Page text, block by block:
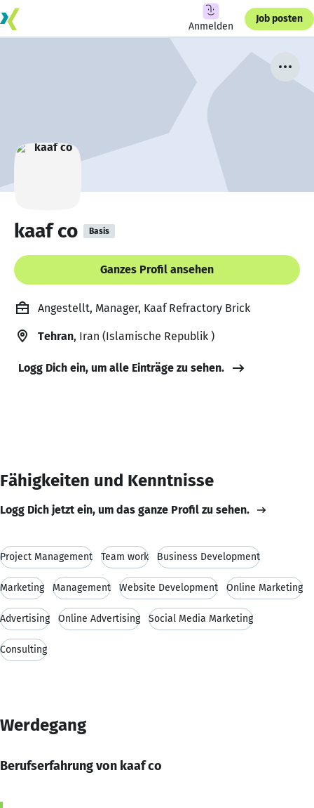
Anmelden
Job posten
kaaf co Basis
Ganzes Profil ansehen
Angestellt, Manager, Kaaf Refractory Brick
Tehran, Iran (Islamische Republik )
Logg Dich ein, um alle Einträge zu sehen.
Fähigkeiten und Kenntnisse
Logg Dich jetzt ein, um das ganze Profil zu sehen.
Project Management Team work Business Development
Marketing Management Website Development Online Marketing
Advertising Online Advertising Social Media Marketing
Consulting
Werdegang
Berufserfahrung von kaaf co